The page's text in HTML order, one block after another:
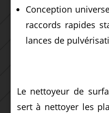
Conception
raccords rapides
lances de
Le nettoyeur de
sert à nettoyer les